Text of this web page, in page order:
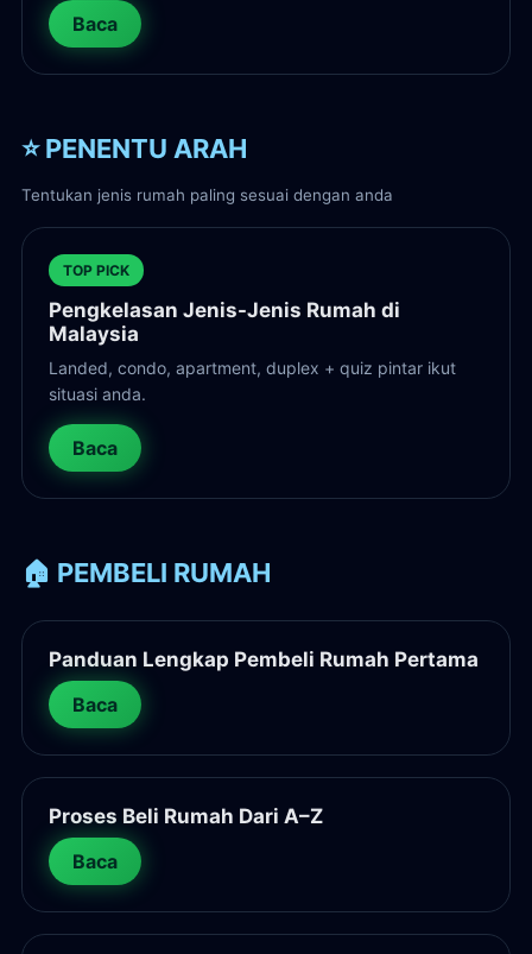
Baca
⭐ PENENTU ARAH
Tentukan jenis rumah paling sesuai dengan anda
TOP PICK
Pengkelasan Jenis-Jenis Rumah di
Malaysia
Landed, condo, apartment, duplex + quiz pintar ikut
situasi anda.
Baca
🏠 PEMBELI RUMAH
Panduan Lengkap Pembeli Rumah Pertama
Baca
Proses Beli Rumah Dari A–Z
Baca